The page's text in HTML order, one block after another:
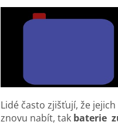
Lidé často zjišťují, že
znovu nabít, tak baterie